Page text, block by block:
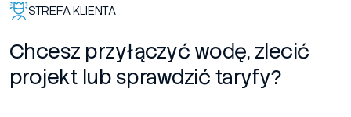
STREFA KLIENTA
Chcesz przyłączyć wodę, zlecić
projekt lub sprawdzić taryfy?